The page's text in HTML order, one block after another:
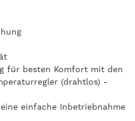
für besten Komfort mit den
(drahtlos) -
einfache Inbetriebnahme